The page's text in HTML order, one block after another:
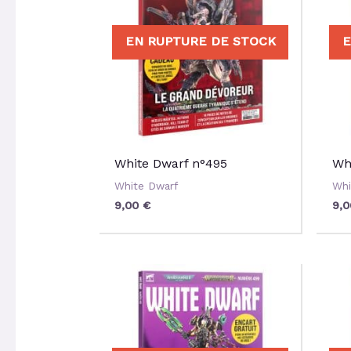
EN RUPTURE DE STOCK
White Dwarf n°495
White Dwarf
9,00 €